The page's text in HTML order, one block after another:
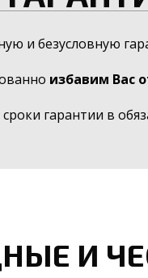
и безусловную
избавим Вас
сроки гарантии в
И